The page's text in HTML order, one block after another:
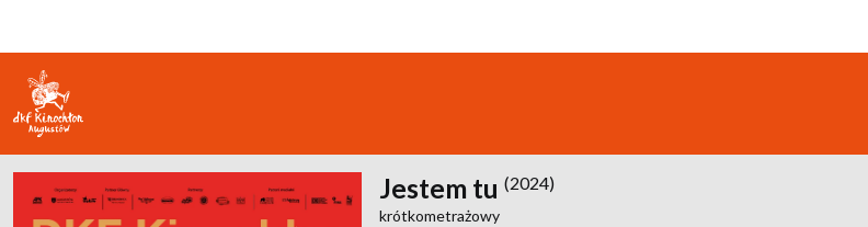
Jestem tu (2024)
krótkometrażowy